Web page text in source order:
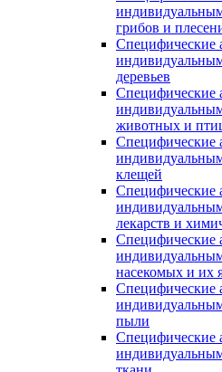
грибов и
Специфические
деревьев
Специфические
животных и
Специфические
клещей
Специфические
лекарств и
Специфические
насекомых и их
Специфические
пыли
Специфические